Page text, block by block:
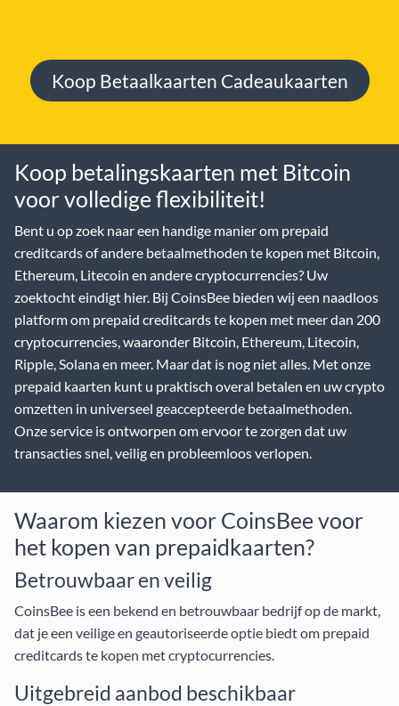
Koop Betaalkaarten Cadeaukaarten
Koop betalingskaarten met Bitcoin
voor volledige flexibiliteit!
Bent u op zoek naar een handige manier om prepaid
creditcards of andere betaalmethoden te kopen met Bitcoin,
Ethereum, Litecoin en andere cryptocurrencies? Uw
zoektocht eindigt hier. Bij CoinsBee bieden wij een naadloos
platform om prepaid creditcards te kopen met meer dan 200
cryptocurrencies, waaronder Bitcoin, Ethereum, Litecoin,
Ripple, Solana en meer. Maar dat is nog niet alles. Met onze
prepaid kaarten kunt u praktisch overal betalen en uw crypto
omzetten in universeel geaccepteerde betaalmethoden.
Onze service is ontworpen om ervoor te zorgen dat uw
transacties snel, veilig en probleemloos verlopen.
Waarom kiezen voor CoinsBee voor
het kopen van prepaidkaarten?
Betrouwbaar en veilig
CoinsBee is een bekend en betrouwbaar bedrijf op de markt,
dat je een veilige en geautoriseerde optie biedt om prepaid
creditcards te kopen met cryptocurrencies.
Uitgebreid aanbod beschikbaar